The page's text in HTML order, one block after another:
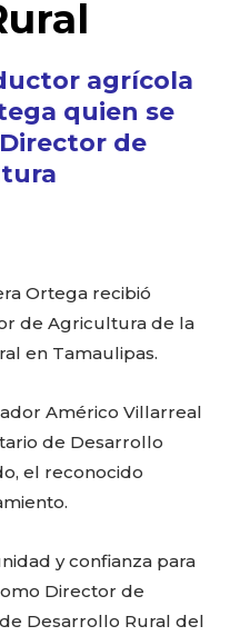
agrícola
quien se
de
Ortega recibió
de Agricultura de la
en Tamaulipas.
Américo Villarreal
de Desarrollo
el reconocido
y confianza para
Director de
Desarrollo Rural del